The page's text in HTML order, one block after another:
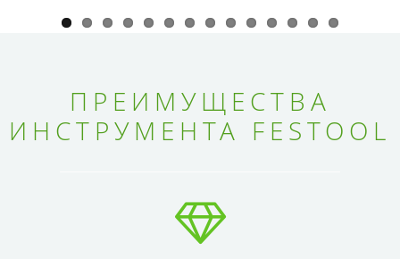
ПРЕИМУЩЕСТВА
ИНСТРУМЕНТА FESTOOL